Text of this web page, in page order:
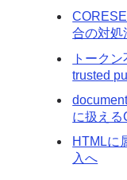
合の対処
トーク
trusted
に扱える
HTMLに
入へ